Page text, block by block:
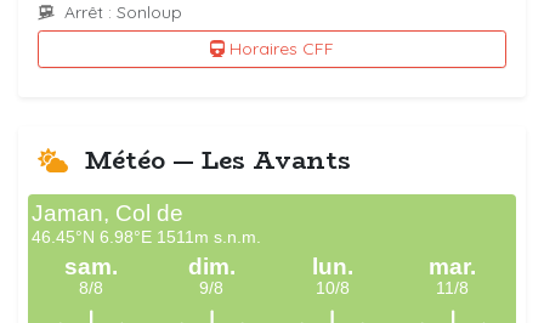
Arrêt : Sonloup
Horaires CFF
Météo — Les Avants